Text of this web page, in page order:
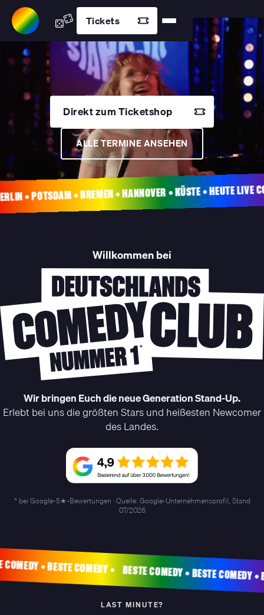
Tickets
Die besten
Direkt zum Ticketshop
ALLE TERMINE ANSEHEN
• BREMEN • HANNOVER • KÜSTE • HEUTE LIVE
Willkommen bei
Wir bringen Euch die neue Generation Stand-Up.
Erlebt bei uns die größten Stars und heißesten Newcomer
des Landes.
* bei Google-5★-Bewertungen · Quelle: Google-Unternehmensprofil, Stand
07/2026
COMEDY • BESTE COMEDY •
BESTE COMEDY • BESTE
LAST MINUTE?